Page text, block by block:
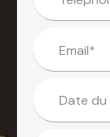
Email*
Date du